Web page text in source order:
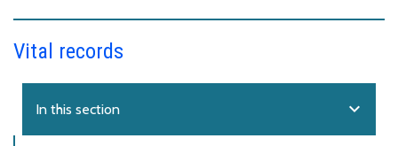
Vital records
In this section expand_more